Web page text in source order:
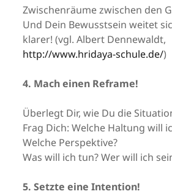
Zwischenräume zwischen den
Und Dein Bewusstsein weitet
klarer! (vgl. Albert Dennewaldt,
http://www.hridaya-schule.de/)
4. Mach einen Reframe!
Überlegt Dir, wie Du die
Frag Dich: Welche Haltung will
Welche Perspektive?
Was will ich tun? Wer will ich
5. Setzte eine Intention!